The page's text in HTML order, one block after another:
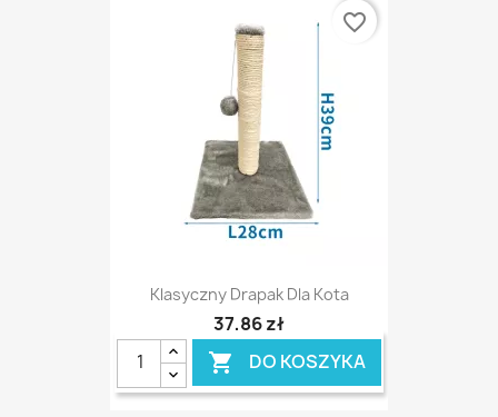
Klasyczny Drapak Dla Kota
37,86 zł
 DO KOSZYKA
favorite_border